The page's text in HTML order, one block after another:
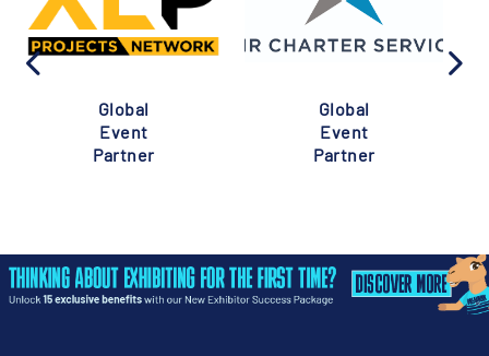
Global
Event
Partner
Global
Event
Partner